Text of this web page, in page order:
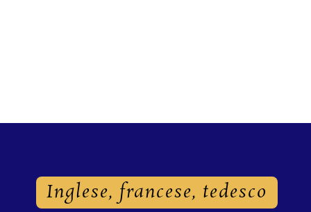
Inglese, francese, tedesco